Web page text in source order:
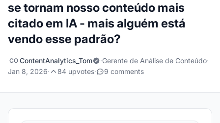
se tornam nosso conteúdo mais
citado em IA - mais alguém está
vendo esse padrão?
CO ContentAnalytics_Tom ·Gerente de Análise de Conteúdo·
Jan 8, 2026· 84 upvotes· 9 comments